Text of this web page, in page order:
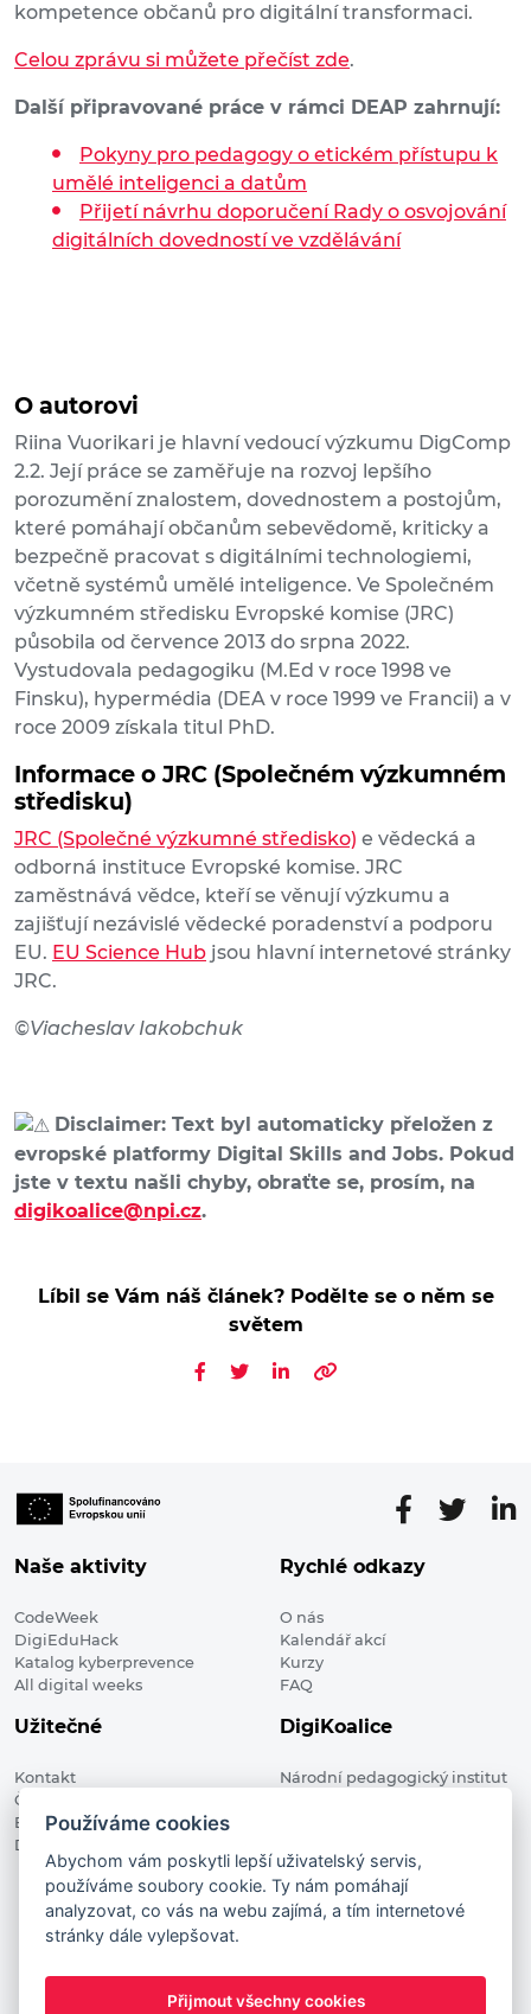
kompetence občanů pro digitální transformaci.
Celou zprávu si můžete přečíst zde.
Další připravované práce v rámci DEAP zahrnují:
Pokyny pro pedagogy o etickém přístupu k
umělé inteligenci a datům
Přijetí návrhu doporučení Rady o osvojování
digitálních dovedností ve vzdělávání
O autorovi
Riina Vuorikari je hlavní vedoucí výzkumu DigComp
2.2. Její práce se zaměřuje na rozvoj lepšího
porozumění znalostem, dovednostem a postojům,
které pomáhají občanům sebevědomě, kriticky a
bezpečně pracovat s digitálními technologiemi,
včetně systémů umělé inteligence. Ve Společném
výzkumném středisku Evropské komise (JRC)
působila od července 2013 do srpna 2022.
Vystudovala pedagogiku (M.Ed v roce 1998 ve
Finsku), hypermédia (DEA v roce 1999 ve Francii) a v
roce 2009 získala titul PhD.
Informace o JRC (Společném výzkumném
středisku)
JRC (Společné výzkumné středisko) e vědecká a
odborná instituce Evropské komise. JRC
zaměstnává vědce, kteří se věnují výzkumu a
zajišťují nezávislé vědecké poradenství a podporu
EU. EU Science Hub jsou hlavní internetové stránky
JRC.
©Viacheslav Iakobchuk
Disclaimer: Text byl automaticky přeložen z
evropské platformy Digital Skills and Jobs. Pokud
jste v textu našli chyby, obraťte se, prosím, na
digikoalice@npi.cz.
Líbil se Vám náš článek? Podělte se o něm se
světem
Naše aktivity
CodeWeek
DigiEduHack
Katalog kyberprevence
All digital weeks
Rychlé odkazy
O nás
Kalendář akcí
Kurzy
FAQ
Užitečné
Kontakt
Členské organizace
Blog
Digitalizace ve vzdělávání
DigiKoalice
Národní pedagogický institut
DigiKoalice 2021. All rights reserved
Vstup do administrace
This project has received funding from the European
Commission Innovation and Networks Executive Agency (now
Používáme cookies
Abychom vám poskytli lepší uživatelský servis,
používáme soubory cookie. Ty nám pomáhají
analyzovat, co vás na webu zajímá, a tím internetové
stránky dále vylepšovat.
Přijmout všechny cookies